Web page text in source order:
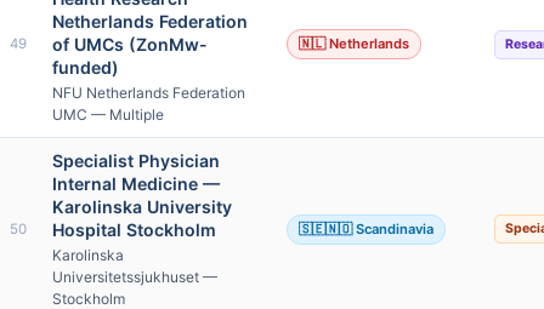
49
Netherlands Federation
of UMCs (ZonMw-
funded)
NFU Netherlands Federation
UMC — Multiple
🇳🇱 Netherlands
50
Specialist Physician
Internal Medicine —
Karolinska University
Hospital Stockholm
Karolinska
Universitetssjukhuset —
Stockholm
🇸🇪🇳🇴 Scandinavia